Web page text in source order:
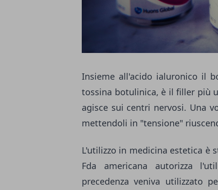
Insieme all'acido ialuronico il
tossina botulinica, è il filler più
agisce sui centri nervosi. Una
mettendoli in "tensione"
L'utilizzo in medicina estetica è
Fda americana autorizza
precedenza veniva utilizzato